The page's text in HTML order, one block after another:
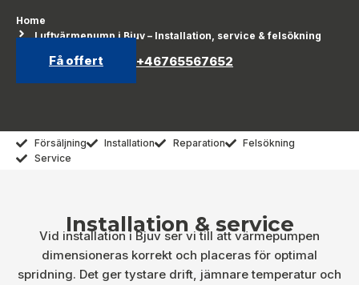
Home
Luftvärmepump i Bjuv – Installation, service & felsökning
Få offert +46765567652
Försäljning Installation Reparation
Felsökning
Service
Installation & service
Vid installation i Bjuv ser vi till att värmepumpen
dimensioneras korrekt och placeras för optimal
spridning. Det ger tystare drift, jämnare temperatur och